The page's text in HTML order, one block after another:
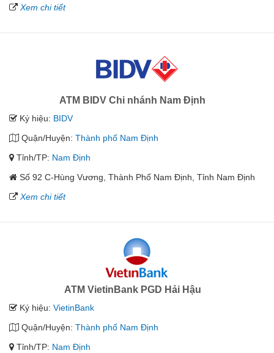
Xem chi tiết
ATM BIDV Chi nhánh Nam Định
Ký hiệu: BIDV
Quận/Huyện: Thành phố Nam Định
Tỉnh/TP: Nam Định
Số 92 C-Hùng Vương, Thành Phố Nam Định, Tỉnh Nam Định
Xem chi tiết
ATM VietinBank PGD Hải Hậu
Ký hiệu: VietinBank
Quận/Huyện: Thành phố Nam Định
Tỉnh/TP: Nam Định